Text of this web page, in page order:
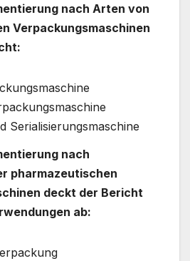
nach Arten von
Verpackungsmaschinen
Serialisierungsmaschine
nach
pharmazeutischen
deckt der Bericht
ab: